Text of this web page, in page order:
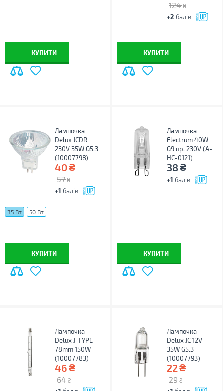
КУПИТИ
124 ₴
+2 балів
КУПИТИ
Лампочка
Delux JCDR
230V 35W G5.3
(10007798)
40₴
57 ₴
+1 балів
35 Вт 50 Вт
КУПИТИ
Лампочка
Electrum 40W
G9 пр. 230V (A-
HC-0121)
38₴
+1 балів
КУПИТИ
Лампочка
Delux J-TYPE
78mm 150W
(10007783)
46₴
64 ₴
Лампочка
Delux JC 12V
35W G5.3
(10007793)
22₴
29 ₴